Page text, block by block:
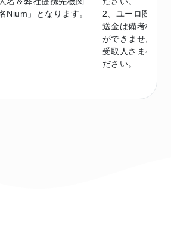
Nium」となります。
2、ユーロ圏スピ
送金は備考欄へ
ができません。
受取人さまへご
ださい。